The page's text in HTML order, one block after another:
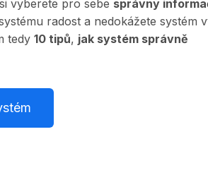
vyberete pro sebe správný
radost a nedokážete systém
tedy 10 tipů, jak systém správně